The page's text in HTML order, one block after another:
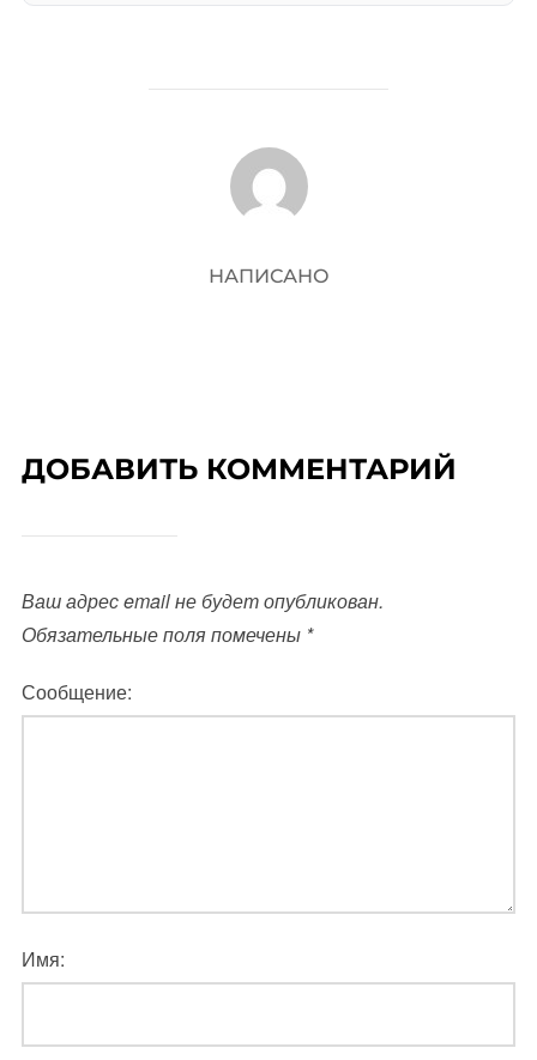
АВТОР ЗАПИСИ
НАПИСАНО
ДОБАВИТЬ КОММЕНТАРИЙ
Ваш адрес email не будет опубликован.
Обязательные поля помечены *
Сообщение:
Имя: